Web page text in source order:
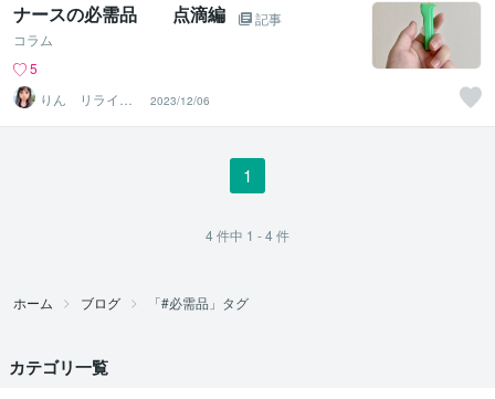
ナースの必需品 点滴編
記事
コラム
5
りん リライフ
クリエーション
2023/12/06
1
4件中 1 - 4件
ホーム ブログ 「#必需品」タグ
カテゴリ一覧